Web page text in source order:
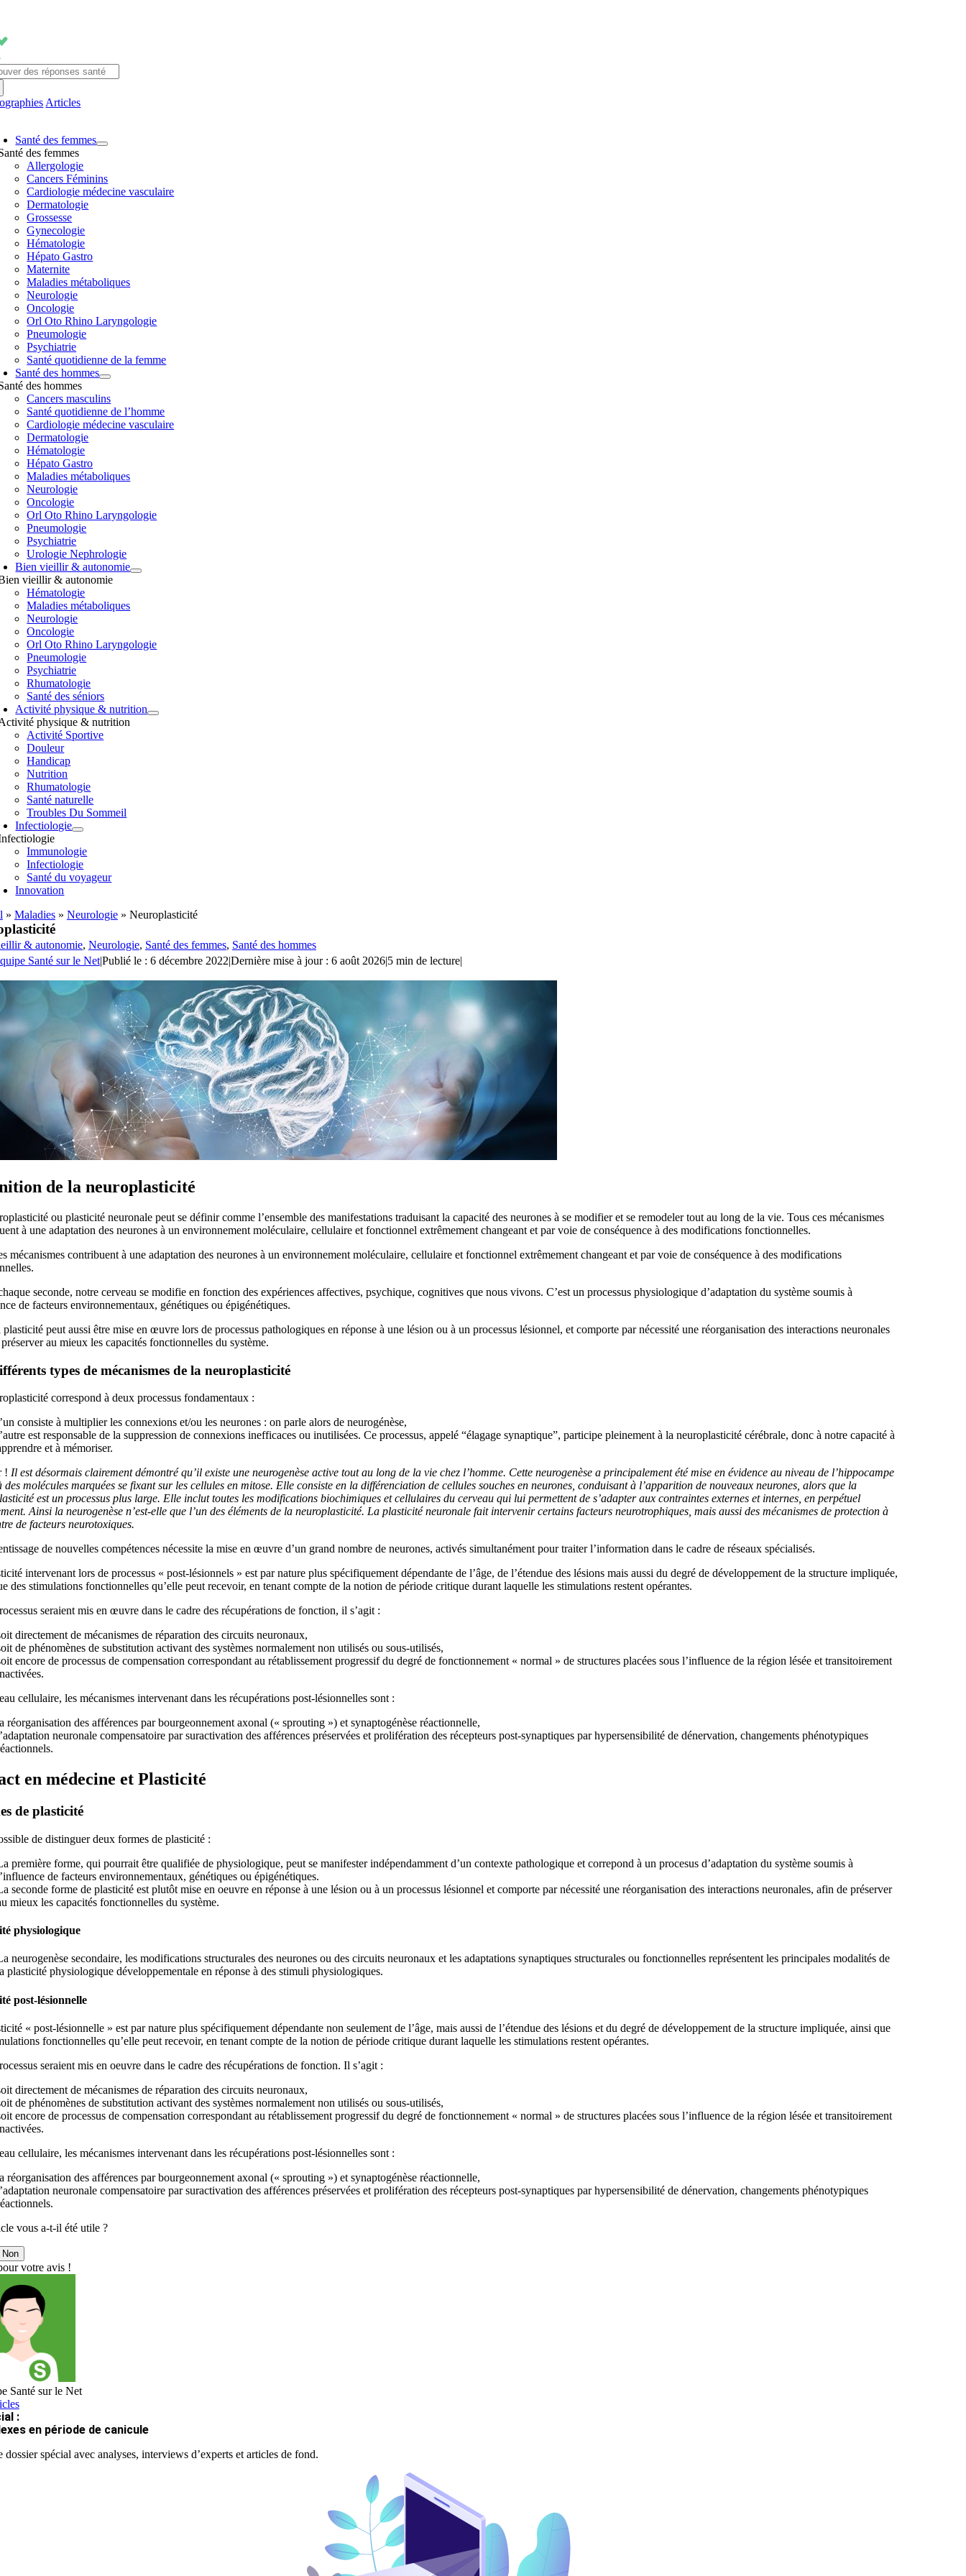
contenu
Articles
Santé des femmes
des femmes
Allergologie
Cancers Féminins
Cardiologie médecine vasculaire
Dermatologie
Grossesse
Gynecologie
Hématologie
Hépato Gastro
Maternite
Maladies métaboliques
Neurologie
Oncologie
Orl Oto Rhino Laryngologie
Pneumologie
Psychiatrie
Santé quotidienne de la femme
Santé des hommes
des hommes
Cancers masculins
Santé quotidienne de l’homme
Cardiologie médecine vasculaire
Dermatologie
Hématologie
Hépato Gastro
Maladies métaboliques
Neurologie
Oncologie
Orl Oto Rhino Laryngologie
Pneumologie
Psychiatrie
Urologie Nephrologie
Bien vieillir & autonomie
vieillir & autonomie
Hématologie
Maladies métaboliques
Neurologie
Oncologie
Orl Oto Rhino Laryngologie
Pneumologie
Psychiatrie
Rhumatologie
Santé des séniors
Activité physique & nutrition
physique & nutrition
Activité Sportive
Douleur
Handicap
Nutrition
Rhumatologie
Santé naturelle
Troubles Du Sommeil
Infectiologie
Immunologie
Infectiologie
Santé du voyageur
Innovation
» Maladies» Neurologie» Neuroplasticité
& autonomie, Neurologie, Santé des femmes, Santé des hommes
Santé sur le Net|Publié le : 6 décembre 2022|Dernière mise à jour : 6 août 2026|5 min de lecture|
de la neuroplasticité
ou plasticité neuronale peut se définir comme l’ensemble des manifestations traduisant la capacité des neurones à se modifier et se remodeler tout au long de la vie. Tous ces mécanismes
à une adaptation des neurones à un environnement moléculaire, cellulaire et fonctionnel extrêmement changeant et par voie de conséquence à des modifications fonctionnelles.
mécanismes contribuent à une adaptation des neurones à un environnement moléculaire, cellulaire et fonctionnel extrêmement changeant et par voie de conséquence à des modifications
seconde, notre cerveau se modifie en fonction des expériences affectives, psychique, cognitives que nous vivons. C’est un processus physiologique d’adaptation du système soumis à
de facteurs environnementaux, génétiques ou épigénétiques.
peut aussi être mise en œuvre lors de processus pathologiques en réponse à une lésion ou à un processus lésionnel, et comporte par nécessité une réorganisation des interactions neuronales
au mieux les capacités fonctionnelles du système.
types de mécanismes de la neuroplasticité
correspond à deux processus fondamentaux :
consiste à multiplier les connexions et/ou les neurones : on parle alors de neurogénèse,
est responsable de la suppression de connexions inefficaces ou inutilisées. Ce processus, appelé “élagage synaptique”, participe pleinement à la neuroplasticité cérébrale, donc à notre capacité à
et à mémoriser.
! Il est désormais clairement démontré qu’il existe une neurogenèse active tout au long de la vie chez l’homme. Cette neurogenèse a principalement été mise en évidence au niveau de l’hippocampe
des molécules marquées se fixant sur les cellules en mitose. Elle consiste en la différenciation de cellules souches en neurones, conduisant à l’apparition de nouveaux neurones, alors que la
est un processus plus large. Elle inclut toutes les modifications biochimiques et cellulaires du cerveau qui lui permettent de s’adapter aux contraintes externes et internes, en perpétuel
Ainsi la neurogenèse n’est-elle que l’un des éléments de la neuroplasticité. La plasticité neuronale fait intervenir certains facteurs neurotrophiques, mais aussi des mécanismes de protection à
de facteurs neurotoxiques.
de nouvelles compétences nécessite la mise en œuvre d’un grand nombre de neurones, activés simultanément pour traiter l’information dans le cadre de réseaux spécialisés.
intervenant lors de processus « post-lésionnels » est par nature plus spécifiquement dépendante de l’âge, de l’étendue des lésions mais aussi du degré de développement de la structure impliquée,
des stimulations fonctionnelles qu’elle peut recevoir, en tenant compte de la notion de période critique durant laquelle les stimulations restent opérantes.
seraient mis en œuvre dans le cadre des récupérations de fonction, il s’agit :
directement de mécanismes de réparation des circuits neuronaux,
de phénomènes de substitution activant des systèmes normalement non utilisés ou sous-utilisés,
encore de processus de compensation correspondant au rétablissement progressif du degré de fonctionnement « normal » de structures placées sous l’influence de la région lésée et transitoirement
cellulaire, les mécanismes intervenant dans les récupérations post-lésionnelles sont :
réorganisation des afférences par bourgeonnement axonal (« sprouting ») et synaptogénèse réactionnelle,
neuronale compensatoire par suractivation des afférences préservées et prolifération des récepteurs post-synaptiques par hypersensibilité de dénervation, changements phénotypiques
en médecine et Plasticité
de plasticité
de distinguer deux formes de plasticité :
première forme, qui pourrait être qualifiée de physiologique, peut se manifester indépendamment d’un contexte pathologique et correpond à un procesus d’adaptation du système soumis à
de facteurs environnementaux, génétiques ou épigénétiques.
seconde forme de plasticité est plutôt mise en oeuvre en réponse à une lésion ou à un processus lésionnel et comporte par nécessité une réorganisation des interactions neuronales, afin de préserver
mieux les capacités fonctionnelles du système.
physiologique
neurogenèse secondaire, les modifications structurales des neurones ou des circuits neuronaux et les adaptations synaptiques structurales ou fonctionnelles représentent les principales modalités de
plasticité physiologique développementale en réponse à des stimuli physiologiques.
post-lésionnelle
« post-lésionnelle » est par nature plus spécifiquement dépendante non seulement de l’âge, mais aussi de l’étendue des lésions et du degré de développement de la structure impliquée, ainsi que
fonctionnelles qu’elle peut recevoir, en tenant compte de la notion de période critique durant laquelle les stimulations restent opérantes.
seraient mis en oeuvre dans le cadre des récupérations de fonction. Il s’agit :
directement de mécanismes de réparation des circuits neuronaux,
de phénomènes de substitution activant des systèmes normalement non utilisés ou sous-utilisés,
encore de processus de compensation correspondant au rétablissement progressif du degré de fonctionnement « normal » de structures placées sous l’influence de la région lésée et transitoirement
cellulaire, les mécanismes intervenant dans les récupérations post-lésionnelles sont :
réorganisation des afférences par bourgeonnement axonal (« sprouting ») et synaptogénèse réactionnelle,
neuronale compensatoire par suractivation des afférences préservées et prolifération des récepteurs post-synaptiques par hypersensibilité de dénervation, changements phénotypiques
vous a-t-il été utile ?
Non
votre avis !
Santé sur le Net
:
en période de canicule
dossier spécial avec analyses, interviews d’experts et articles de fond.